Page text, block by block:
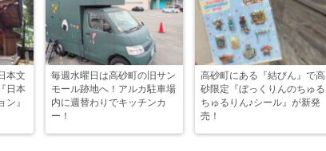
本文
日本
』
毎週水曜日は高砂町の旧サン
モール跡地へ！アルカ駐車場
内に週替わりでキッチンカ
ー！
高砂町にある『結びん』で高
砂限定『ぼっくりんのちゅる
ちゅるりん♪シール』が新発
売！